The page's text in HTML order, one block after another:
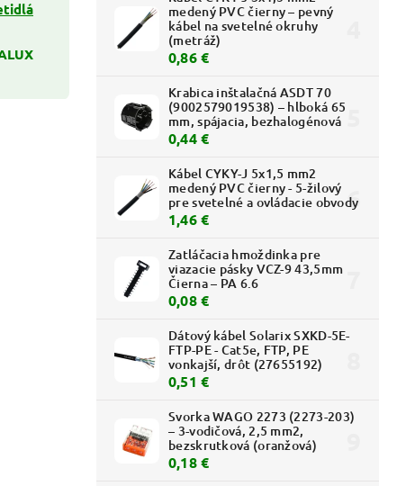
medený PVC čierny – pevný
kábel na svetelné okruhy
(metráž)
0,86 €
Krabica inštalačná ASDT 70
(9002579019538) – hlboká 65
mm, spájacia, bezhalogénová
0,44 €
Kábel CYKY-J 5x1,5 mm2
medený PVC čierny - 5-žilový
pre svetelné a ovládacie obvody
1,46 €
Zatláčacia hmoždinka pre
viazacie pásky VCZ-9 43,5mm
Čierna – PA 6.6
0,08 €
Dátový kábel Solarix SXKD-5E-
FTP-PE - Cat5e, FTP, PE
vonkajší, drôt (27655192)
0,51 €
Svorka WAGO 2273 (2273-203)
– 3-vodičová, 2,5 mm2,
bezskrutková (oranžová)
0,18 €